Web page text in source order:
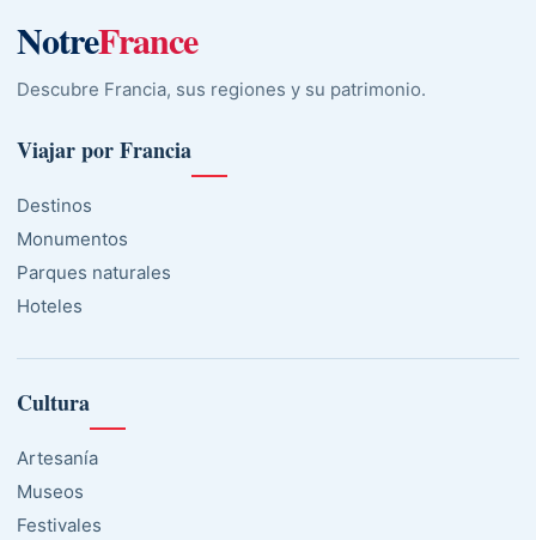
NotreFrance
Descubre Francia, sus regiones y su patrimonio.
Viajar por Francia
Destinos
Monumentos
Parques naturales
Hoteles
Cultura
Artesanía
Museos
Festivales